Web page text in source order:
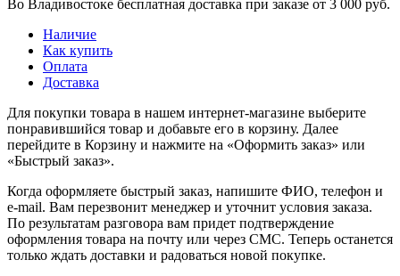
Во Владивостоке бесплатная доставка при заказе от 3 000 руб.
Наличие
Как купить
Оплата
Доставка
Для покупки товара в нашем интернет-магазине выберите
понравившийся товар и добавьте его в корзину. Далее
перейдите в Корзину и нажмите на «Оформить заказ» или
«Быстрый заказ».
Когда оформляете быстрый заказ, напишите ФИО, телефон и
e-mail. Вам перезвонит менеджер и уточнит условия заказа.
По результатам разговора вам придет подтверждение
оформления товара на почту или через СМС. Теперь останется
только ждать доставки и радоваться новой покупке.